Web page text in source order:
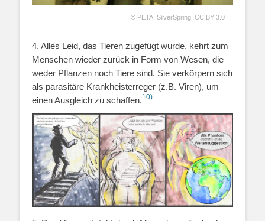
© PETA, SilverSpring CC BY 3.0
4. Alles Leid, das Tieren zugefügt wurde, kehrt zum
Menschen wieder zurück in Form von Wesen, die
weder Pflanzen noch Tiere sind. Sie verkörpern sich
als parasitäre Krankheisterreger (z.B. Viren), um
einen Ausgleich zu schaffen.10)